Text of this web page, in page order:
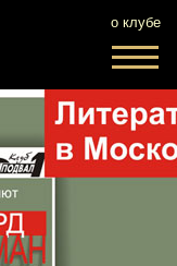
о клубе